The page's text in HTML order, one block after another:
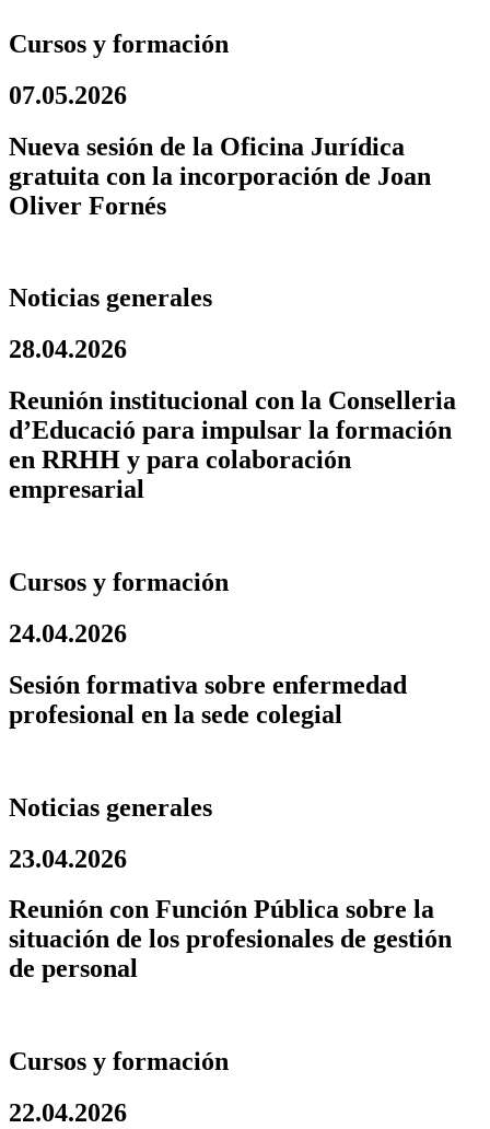
Cursos y formación
07.05.2026
Nueva sesión de la Oficina Jurídica
gratuita con la incorporación de Joan
Oliver Fornés
Noticias generales
28.04.2026
Reunión institucional con la Conselleria
d’Educació para impulsar la formación
en RRHH y para colaboración
empresarial
Cursos y formación
24.04.2026
Sesión formativa sobre enfermedad
profesional en la sede colegial
Noticias generales
23.04.2026
Reunión con Función Pública sobre la
situación de los profesionales de gestión
de personal
Cursos y formación
22.04.2026